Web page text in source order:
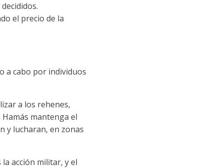
el precio de la
a cabo por individuos
a los rehenes,
mantenga el
y lucharan, en zonas
acción militar, y el